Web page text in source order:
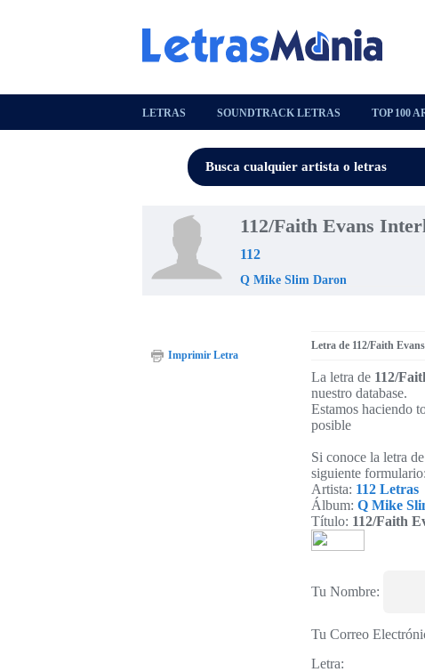
LETRAS SOUNDTRACK LETRAS TOP 100
112/Faith Evans
112
Q Mike Slim Daron
Letra de 112/Faith
La letra de 112/
nuestro database.
Estamos haciendo
posible
Si conoce la letra
siguiente formulario:
Artista: 112 Letras
Álbum: Q Mike
Título: 112/Faith
Tu Nombre:
Tu Correo
Letra:
Imprimir Letra